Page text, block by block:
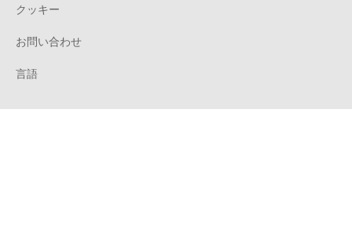
クッキー
お問い合わせ
言語